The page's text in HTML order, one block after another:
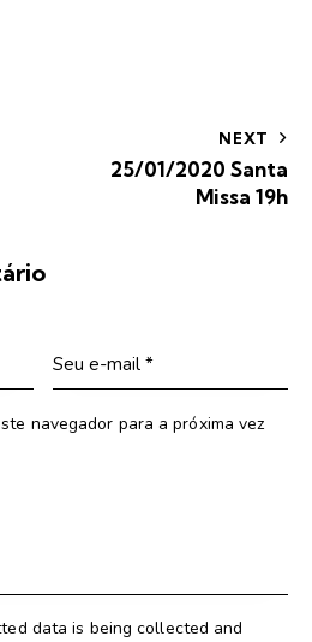
NEXT
25/01/2020 Santa
Missa 19h
navegador para a próxima vez
data is being collected and